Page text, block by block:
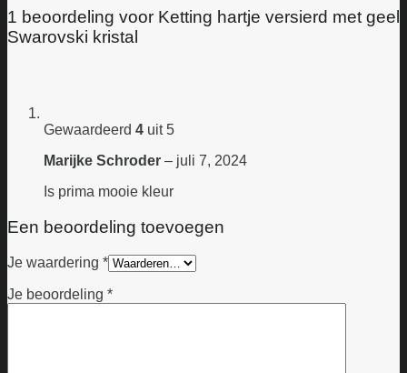
1 beoordeling voor Ketting hartje versierd met geel
Swarovski kristal
Gewaardeerd 4 uit 5
Marijke Schroder – juli 7, 2024
Is prima mooie kleur
Een beoordeling toevoegen
Je waardering *
Je beoordeling *